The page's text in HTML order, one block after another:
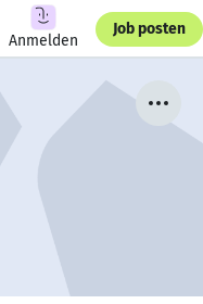
Anmelden
Job posten